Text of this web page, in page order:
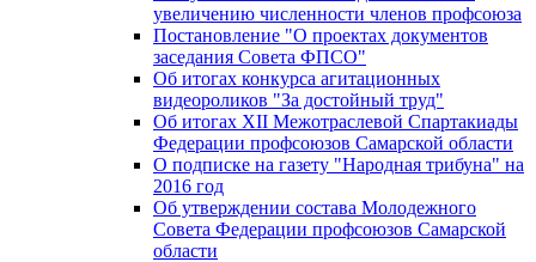
увеличению численности членов профсоюза
Постановление "О проектах документов
заседания Совета ФПСО"
Об итогах конкурса агитационных
видеороликов "За достойный труд"
Об итогах XII Межотраслевой Спартакиады
Федерации профсоюзов Самарской области
О подписке на газету "Народная трибуна" на
2016 год
Об утверждении состава Молодежного
Совета Федерации профсоюзов Самарской
области